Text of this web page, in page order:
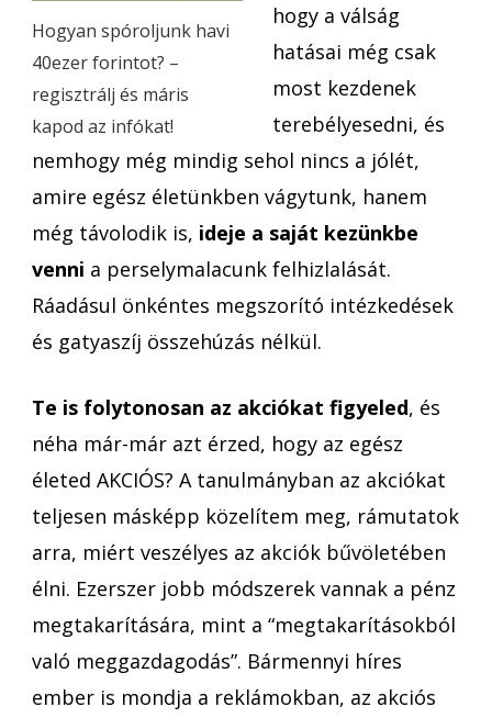
Hogyan spóroljunk havi
40ezer forintot? –
regisztrálj és máris
kapod az infókat!
hogy a válság
hatásai még csak
most kezdenek
terebélyesedni, és
nemhogy még mindig sehol nincs a jólét,
amire egész életünkben vágytunk, hanem
még távolodik is, ideje a saját kezünkbe
venni a perselymalacunk felhizlalását.
Ráadásul önkéntes megszorító intézkedések
és gatyaszíj összehúzás nélkül.
Te is folytonosan az akciókat figyeled, és
néha már-már azt érzed, hogy az egész
életed AKCIÓS? A tanulmányban az akciókat
teljesen másképp közelítem meg, rámutatok
arra, miért veszélyes az akciók bűvöletében
élni. Ezerszer jobb módszerek vannak a pénz
megtakarítására, mint a “megtakarításokból
való meggazdagodás”. Bármennyi híres
ember is mondja a reklámokban, az akciós